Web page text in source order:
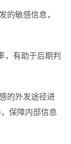
的敏感信息，
，有助于后期判
的外发途径进
保障内部信息